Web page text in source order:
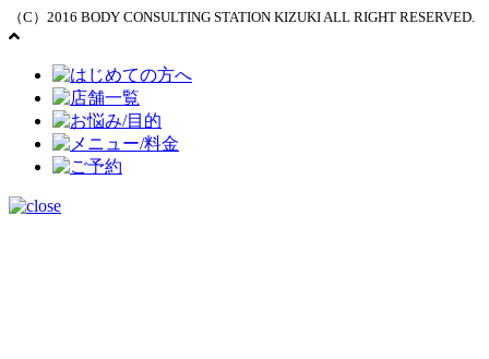
（C）2016 BODY CONSULTING STATION KIZUKI ALL RIGHT RESERVED.